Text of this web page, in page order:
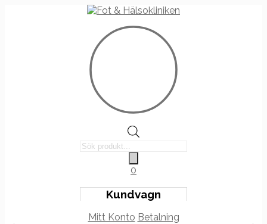
Products
0
Kundvagn
Mitt Konto Betalning